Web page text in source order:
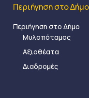
Περιήγηση στο Δήμο
Περιήγηση στο Δήμο
Μυλοπόταμος
Αξιοθέατα
Διαδρομές